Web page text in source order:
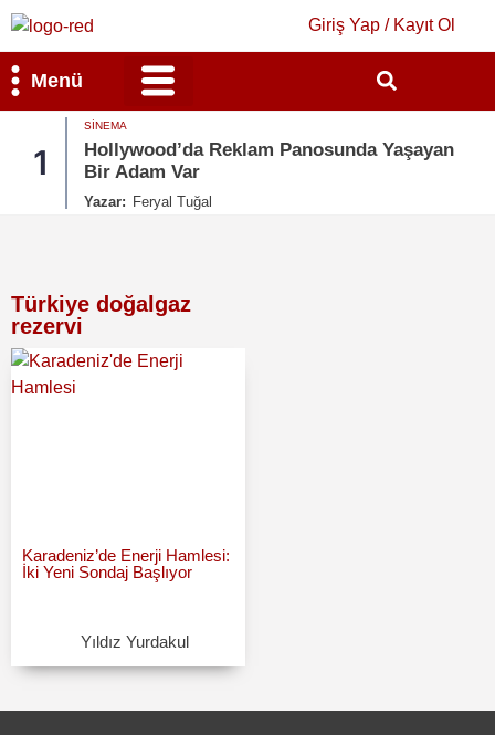
Giriş Yap / Kayıt Ol
Menü
1
SINEMA
Hollywood’da Reklam Panosunda Yaşayan
Bir Adam Var
Yazar: Feryal Tuğal
Türkiye doğalgaz
rezervi
Karadeniz’de Enerji Hamlesi:
İki Yeni Sondaj Başlıyor
Yıldız Yurdakul